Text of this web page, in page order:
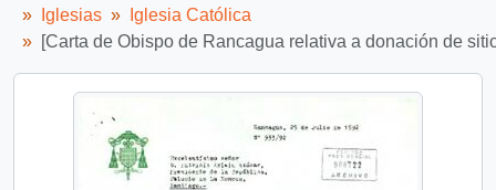
Iglesias
Iglesia Católica
[Carta de Obispo de Rancagua relativa a donación de